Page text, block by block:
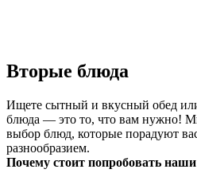
Вторые блюда
Ищете сытный и вкусный обед
блюда — это то, что вам нужно!
выбор блюд, которые порадуют
разнообразием.
Почему стоит попробовать